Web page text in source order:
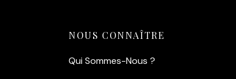
NOUS CONNAÎTRE
Qui Sommes-Nous ?